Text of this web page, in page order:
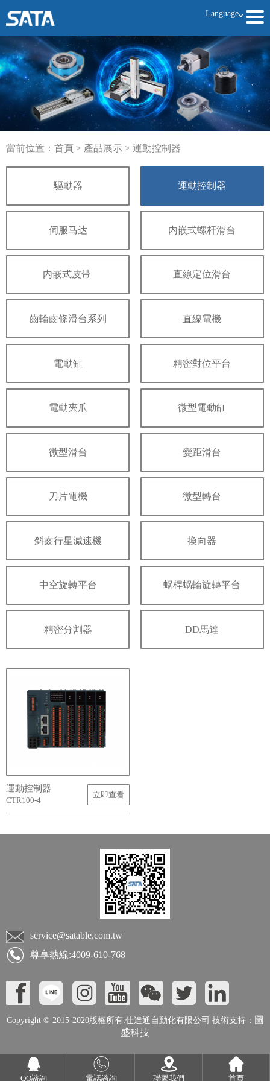
Languageˇ
當前位置： 首頁 > 產品展示 > 運動控制器
驅動器 運動控制器
伺服马达 内嵌式螺杆滑台
内嵌式皮带 直線定位滑台
齒輪齒條滑台系列 直線電機
電動缸 精密對位平台
電動夾爪 微型電動缸
微型滑台 變距滑台
刀片電機 微型轉台
斜齒行星減速機 換向器
中空旋轉平台 蜗桿蜗輪旋轉平台
精密分割器 DD馬達
運動控制器
CTR100-4
立即查看
service@satable.com.tw
尊享熱線:4009-610-768
Copyright © 2015-2020版權所有:仕達通自動化有限公司 技術支持： 圖
盛科技
QQ諮詢 電話諮詢 聯繫我們 首頁